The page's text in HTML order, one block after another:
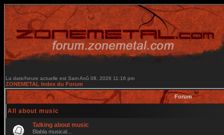
La date/heure actuelle est Sam Aoû 08, 2026 11:16 pm
ZONEMETAL Index du Forum
Forum
All about music
Talking about music
Blabla musical...